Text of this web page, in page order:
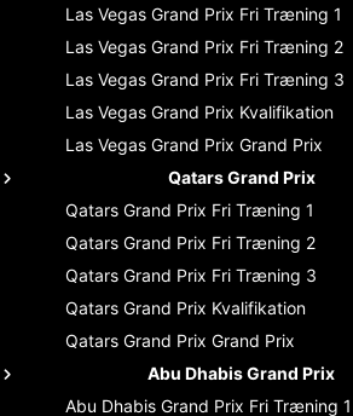
Las Vegas Grand Prix Fri Træning 1
Las Vegas Grand Prix Fri Træning 2
Las Vegas Grand Prix Fri Træning 3
Las Vegas Grand Prix Kvalifikation
Las Vegas Grand Prix Grand Prix
Qatars Grand Prix
Qatars Grand Prix Fri Træning 1
Qatars Grand Prix Fri Træning 2
Qatars Grand Prix Fri Træning 3
Qatars Grand Prix Kvalifikation
Qatars Grand Prix Grand Prix
Abu Dhabis Grand Prix
Abu Dhabis Grand Prix Fri Træning 1